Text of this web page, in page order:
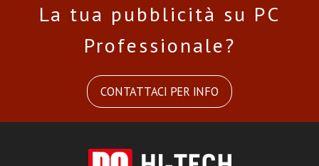
La tua pubblicità su PC
Professionale?
CONTATTACI PER INFO